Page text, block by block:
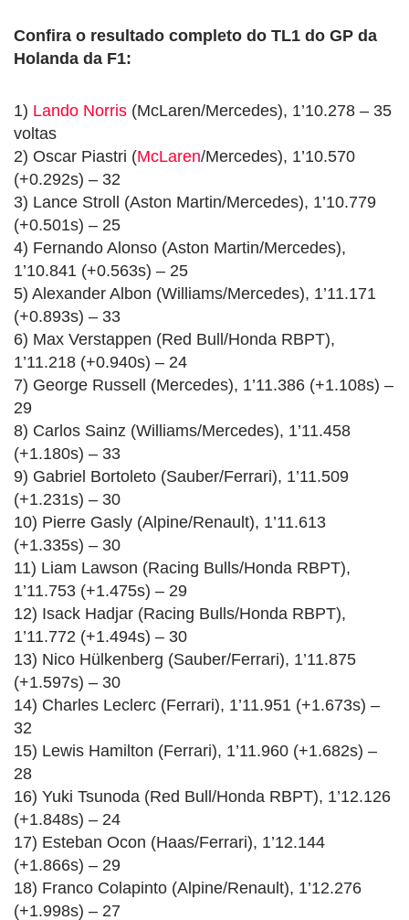
Confira o resultado completo do TL1 do GP da
Holanda da F1:
1) Lando Norris (McLaren/Mercedes), 1’10.278 – 35
voltas
2) Oscar Piastri (McLaren/Mercedes), 1’10.570
(+0.292s) – 32
3) Lance Stroll (Aston Martin/Mercedes), 1’10.779
(+0.501s) – 25
4) Fernando Alonso (Aston Martin/Mercedes),
1’10.841 (+0.563s) – 25
5) Alexander Albon (Williams/Mercedes), 1’11.171
(+0.893s) – 33
6) Max Verstappen (Red Bull/Honda RBPT),
1’11.218 (+0.940s) – 24
7) George Russell (Mercedes), 1’11.386 (+1.108s) –
29
8) Carlos Sainz (Williams/Mercedes), 1’11.458
(+1.180s) – 33
9) Gabriel Bortoleto (Sauber/Ferrari), 1’11.509
(+1.231s) – 30
10) Pierre Gasly (Alpine/Renault), 1’11.613
(+1.335s) – 30
11) Liam Lawson (Racing Bulls/Honda RBPT),
1’11.753 (+1.475s) – 29
12) Isack Hadjar (Racing Bulls/Honda RBPT),
1’11.772 (+1.494s) – 30
13) Nico Hülkenberg (Sauber/Ferrari), 1’11.875
(+1.597s) – 30
14) Charles Leclerc (Ferrari), 1’11.951 (+1.673s) –
32
15) Lewis Hamilton (Ferrari), 1’11.960 (+1.682s) –
28
16) Yuki Tsunoda (Red Bull/Honda RBPT), 1’12.126
(+1.848s) – 24
17) Esteban Ocon (Haas/Ferrari), 1’12.144
(+1.866s) – 29
18) Franco Colapinto (Alpine/Renault), 1’12.276
(+1.998s) – 27